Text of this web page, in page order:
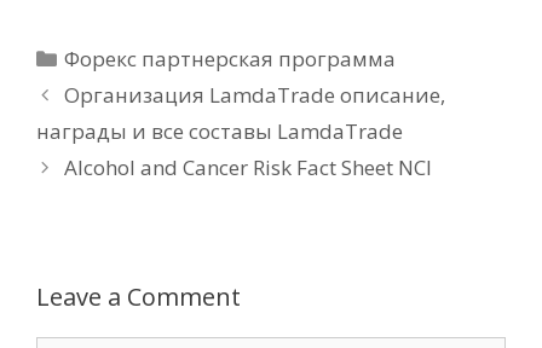
Форекс партнерская программа
Организация LamdaTrade описание,
награды и все составы LamdaTrade
Alcohol and Cancer Risk Fact Sheet NCI
Leave a Comment